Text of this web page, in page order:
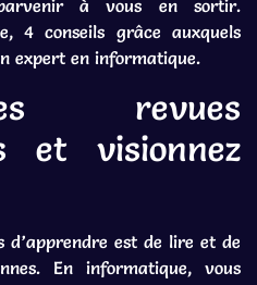
à vous en sortir.
4 conseils grâce auxquels
expert en informatique.
revues
et visionnez
d’apprendre est de lire et de
En informatique, vous